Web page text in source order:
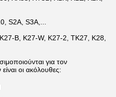
S2A, S3A,...
B, K27-W, K27-2, TK27, K28,
για τον
οι ακόλουθες: